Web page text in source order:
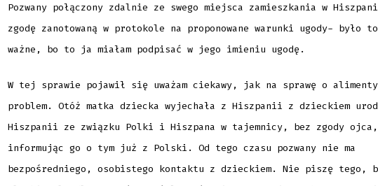
Pozwany połączony zdalnie ze swego miejsca zamieszkania w
zgodę zanotowaną w protokole na proponowane warunki ugody- było
ważne, bo to ja miałam podpisać w jego imieniu ugodę.
W tej sprawie pojawił się uważam ciekawy, jak na sprawę o
problem. Otóż matka dziecka wyjechała z Hiszpanii z dzieckiem
Hiszpanii ze związku Polki i Hiszpana w tajemnicy, bez zgody ojca,
informując go o tym już z Polski. Od tego czasu pozwany nie ma
bezpośredniego, osobistego kontaktu z dzieckiem. Nie piszę tego,